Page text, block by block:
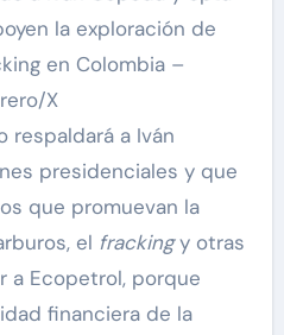
la exploración de
en Colombia –
X
presidenciales y que
que promuevan la
el frackingy otras
a Ecopetrol, porque
financiera de la